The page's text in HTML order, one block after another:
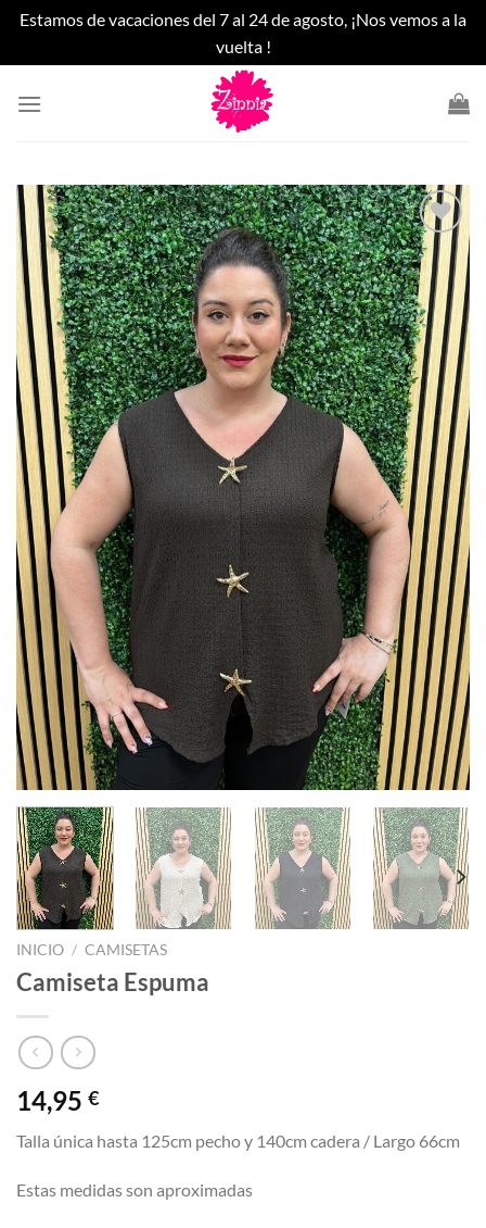
Estamos de vacaciones del 7 al 24 de agosto, ¡Nos vemos a la
vuelta !
Añadir
a la
lista
de
deseos
INICIO / CAMISETAS
Camiseta Espuma
14,95 €
Talla única hasta 125cm pecho y 140cm cadera / Largo 66cm
Estas medidas son aproximadas